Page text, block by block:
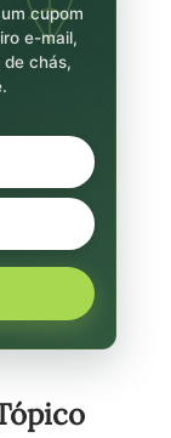
cupom
e-mail,
chás,